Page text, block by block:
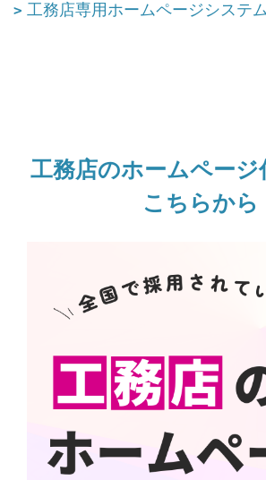
工務店専用ホームページシステ
工務店のホームページ
こちらから